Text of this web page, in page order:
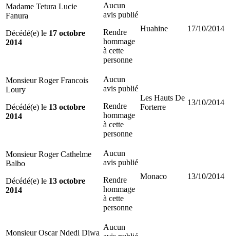
Madame Tetura Lucie
Fanura
Décédé(e) le 17 octobre
2014
Aucun
avis publié
Rendre
hommage
à cette
personne
Huahine 17/10/2014
Monsieur Roger Francois
Loury
Décédé(e) le 13 octobre
2014
Aucun
avis publié
Rendre
hommage
à cette
personne
Les Hauts De
Forterre
13/10/2014
Monsieur Roger Cathelme
Balbo
Décédé(e) le 13 octobre
2014
Aucun
avis publié
Rendre
hommage
à cette
personne
Monaco 13/10/2014
Monsieur Oscar Ndedi Diwa
Aucun